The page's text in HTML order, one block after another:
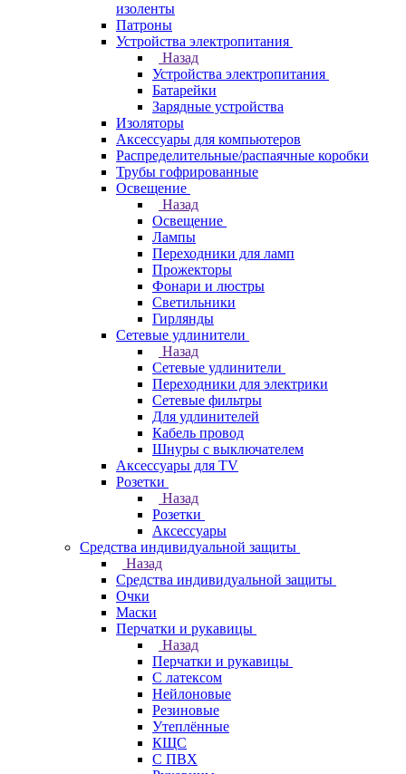
изоленты
Патроны
Устройства электропитания
Назад
Устройства электропитания
Батарейки
Зарядные устройства
Изоляторы
Аксессуары для компьютеров
Распределительные/распаячные коробки
Трубы гофрированные
Освещение
Назад
Освещение
Лампы
Переходники для ламп
Прожекторы
Фонари и люстры
Светильники
Гирлянды
Сетевые удлинители
Назад
Сетевые удлинители
Переходники для электрики
Сетевые фильтры
Для удлинителей
Кабель провод
Шнуры с выключателем
Аксессуары для TV
Розетки
Назад
Розетки
Аксессуары
Средства индивидуальной защиты
Назад
Средства индивидуальной защиты
Очки
Маски
Перчатки и рукавицы
Назад
Перчатки и рукавицы
С латексом
Нейлоновые
Резиновые
Утеплённые
КЩС
С ПВХ